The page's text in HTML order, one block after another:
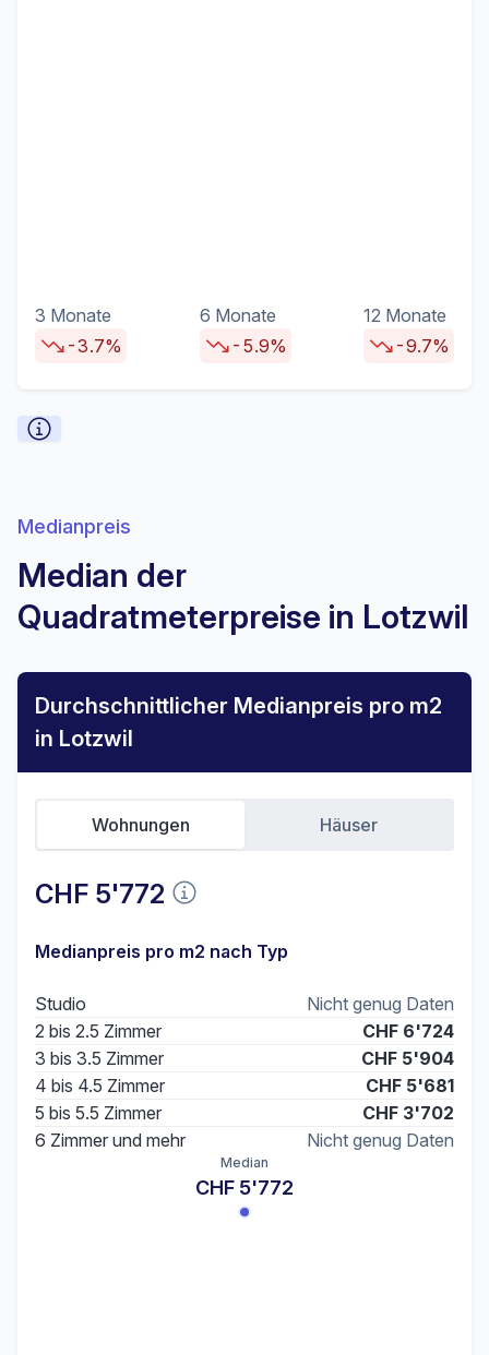
3 Monate
-3.7%
6 Monate
-5.9%
12 Monate
-9.7%
Medianpreis
Median der
Quadratmeterpreise in Lotzwil
Durchschnittlicher Medianpreis pro m2
in Lotzwil
CHF 5'772
Wohnungen Häuser
Medianpreis pro m2 nach Typ
Studio
Nicht genug Daten
2 bis 2.5 Zimmer
CHF 6'724
3 bis 3.5 Zimmer
CHF 5'904
4 bis 4.5 Zimmer
CHF 5'681
5 bis 5.5 Zimmer
CHF 3'702
6 Zimmer und mehr
Nicht genug Daten
Median
CHF 5'772